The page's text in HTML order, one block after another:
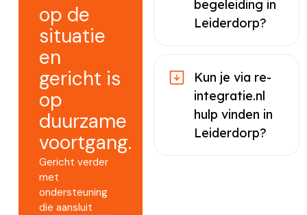
op de
situatie
en
gericht is
op
duurzame
voortgang.
Gericht verder
met
ondersteuning
die aansluit
begeleiding in
Leiderdorp?
Kun je via re-
integratie.nl
hulp vinden in
Leiderdorp?